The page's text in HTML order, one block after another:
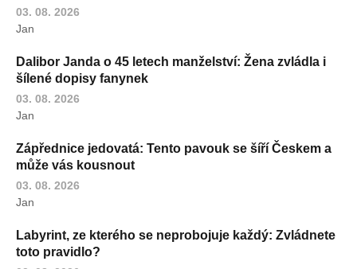
03. 08. 2026
Jan
Dalibor Janda o 45 letech manželství: Žena zvládla i
šílené dopisy fanynek
03. 08. 2026
Jan
Zápřednice jedovatá: Tento pavouk se šíří Českem a
může vás kousnout
03. 08. 2026
Jan
Labyrint, ze kterého se neprobojuje každý: Zvládnete
toto pravidlo?